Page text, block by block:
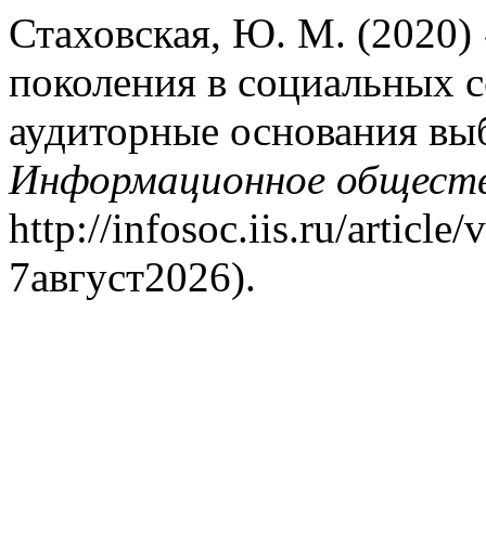
Стаховская, Ю. М. (2020)
поколения в социальных
аудиторные основания
Информационное
http://infosoc.iis.ru/article/
7август2026).